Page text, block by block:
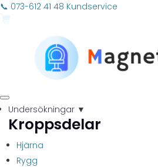
📞 073-612 41 48 Kundservice
Undersökningar ▼
Kroppsdelar
Hjärna
Rygg